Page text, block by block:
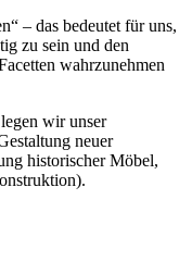
– das bedeutet für uns,
zu sein und den
wahrzunehmen
wir unser
neuer
historischer Möbel,